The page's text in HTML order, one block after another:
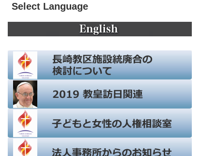
Select Language